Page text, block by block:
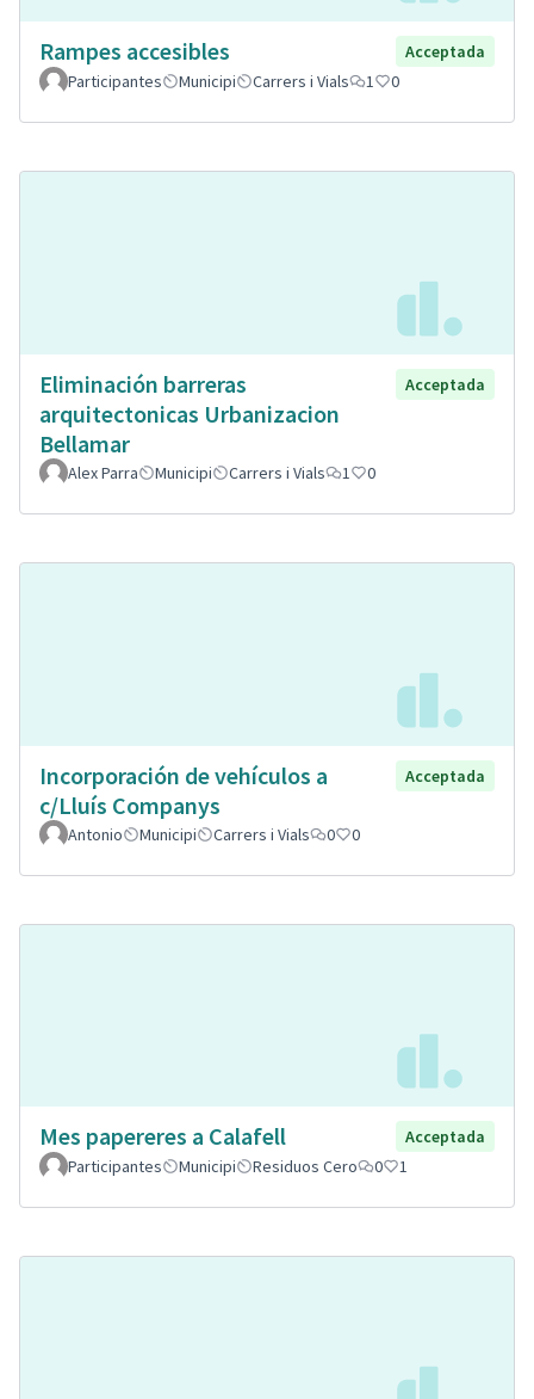
Rampes accesibles
Acceptada
Participantes
Municipi Carrers i Vials 1 0
Eliminación barreras
arquitectonicas Urbanizacion
Bellamar
Acceptada
Alex Parra Municipi Carrers i Vials 1 0
Incorporación de vehículos a
c/Lluís Companys
Acceptada
Antonio Municipi Carrers i Vials 0 0
Mes papereres a Calafell
Acceptada
Participantes
Municipi Residuos Cero 0 1